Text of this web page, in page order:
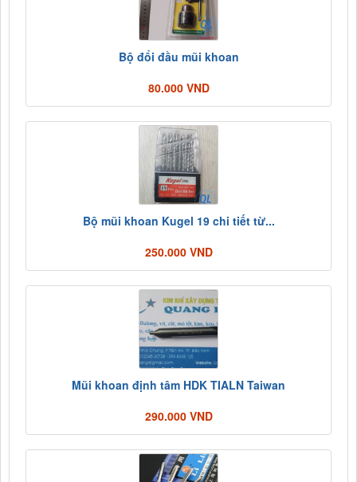
Bộ đổi đầu mũi khoan
80.000 VND
Bộ mũi khoan Kugel 19 chi tiết từ...
250.000 VND
Mũi khoan định tâm HDK TIALN Taiwan
290.000 VND